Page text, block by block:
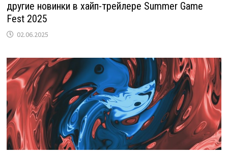
другие новинки в хайп-трейлере Summer Game
Fest 2025
02.06.2025